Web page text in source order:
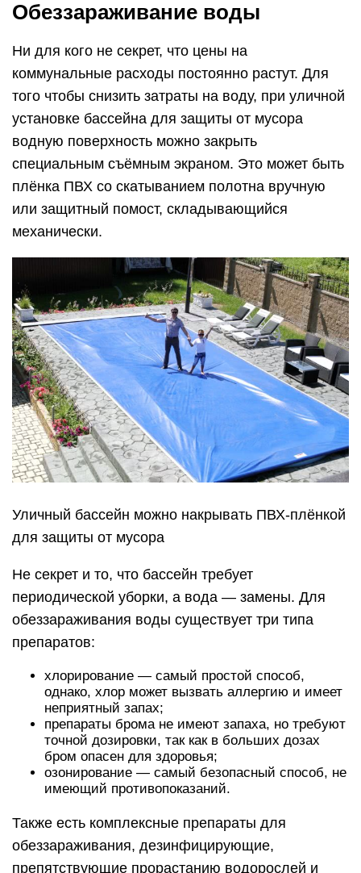
Обеззараживание воды
Ни для кого не секрет, что цены на
коммунальные расходы постоянно растут. Для
того чтобы снизить затраты на воду, при уличной
установке бассейна для защиты от мусора
водную поверхность можно закрыть
специальным съёмным экраном. Это может быть
плёнка ПВХ со скатыванием полотна вручную
или защитный помост, складывающийся
механически.
Уличный бассейн можно накрывать ПВХ-плёнкой
для защиты от мусора
Не секрет и то, что бассейн требует
периодической уборки, а вода — замены. Для
обеззараживания воды существует три типа
препаратов:
хлорирование — самый простой способ,
однако, хлор может вызвать аллергию и имеет
неприятный запах;
препараты брома не имеют запаха, но требуют
точной дозировки, так как в больших дозах
бром опасен для здоровья;
озонирование — самый безопасный способ, не
имеющий противопоказаний.
Также есть комплексные препараты для
обеззараживания, дезинфицирующие,
препятствующие прорастанию водорослей и